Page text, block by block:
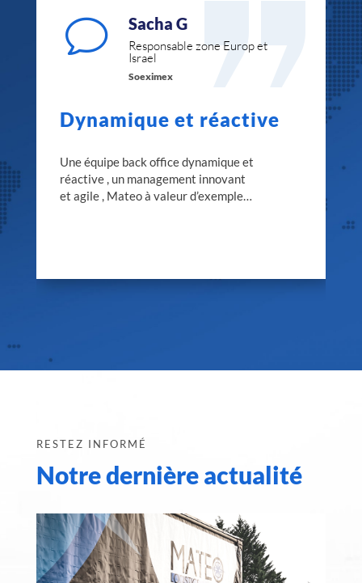
v Sacha G
Responsable zone Europ et
Israel
Soeximex
Dynamique et réactive
Une équipe back office dynamique et
réactive , un management innovant
et agile , Mateo à valeur d’exemple…
RESTEZ INFORMÉ
Notre dernière actualité